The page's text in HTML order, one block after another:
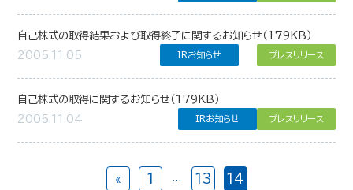
2005.11.05 IRお知らせ プレスリリース
自己株式の取得結果および取得終了に関するお知らせ（179KB）
2005.11.04 IRお知らせ プレスリリース
自己株式の取得に関するお知らせ（179KB）
« 1 … 13 14